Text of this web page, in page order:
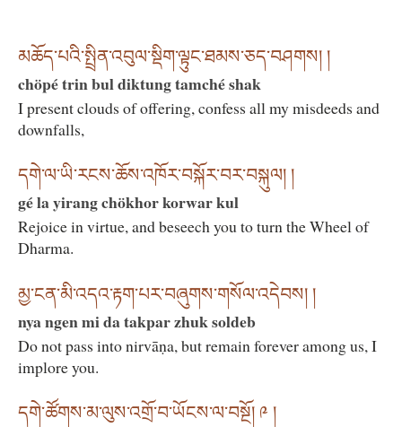
མཆོད་པའི་སྤྲིན་འབུལ་སྡིག་ལྟུང་ཐམས་ཅད་བཤགས། །
chöpé trin bul diktung tamché shak
I present clouds of offering, confess all my misdeeds and
downfalls,
དགེ་ལ་ཡི་རངས་ཆོས་འཁོར་བསྐོར་བར་བསྐུལ། །
gé la yirang chökhor korwar kul
Rejoice in virtue, and beseech you to turn the Wheel of
Dharma.
མྱ་ངན་མི་འདའ་རྟག་པར་བཞུགས་གསོལ་འདེབས། །
nya ngen mi da takpar zhuk soldeb
Do not pass into nirvāṇa, but remain forever among us, I
implore you.
དགེ་ཚོགས་མ་ལུས་འགྲོ་བ་ཡོངས་ལ་བསྔོ། ༩ །